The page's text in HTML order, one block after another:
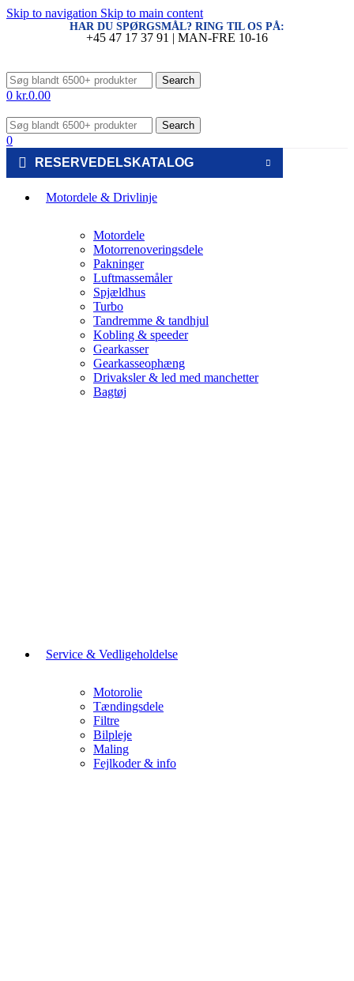
Skip to navigation Skip to main content
HAR DU SPØRGSMÅL? RING TIL OS PÅ:
+45 47 17 37 91 | MAN-FRE 10-16
Search
0 kr.0.00
Search
0
RESERVEDELSKATALOG
Motordele & Drivlinje
Motordele
Motorrenoveringsdele
Pakninger
Luftmassemåler
Spjældhus
Turbo
Tandremme & tandhjul
Kobling & speeder
Gearkasser
Gearkasseophæng
Drivaksler & led med manchetter
Bagtøj
Service & Vedligeholdelse
Motorolie
Tændingsdele
Filtre
Bilpleje
Maling
Fejlkoder & info